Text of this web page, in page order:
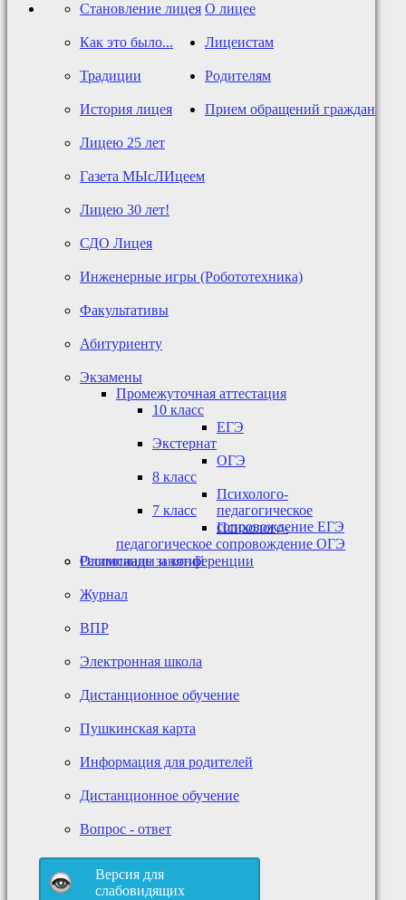
О лицее
Становление лицея
Как это было...
Традиции
История лицея
Лицею 25 лет
Газета МЫсЛИцеем
Лицею 30 лет!
Лицеистам
СДО Лицея
Инженерные игры (Робототехника)
Факультативы
Абитуриенту
Экзамены
Промежуточная аттестация
10 класс
Экстернат
8 класс
7 класс
ЕГЭ
ОГЭ
Психолого-
педагогическое
сопровождение ЕГЭ
Психолого-
педагогическое сопровождение ОГЭ
Олимпиады и конференции
Расписание занятий
Журнал
ВПР
Электронная школа
Дистанционное обучение
Пушкинская карта
Родителям
Информация для родителей
Дистанционное обучение
Прием обращений граждан
Вопрос - ответ
Версия для
слабовидящих